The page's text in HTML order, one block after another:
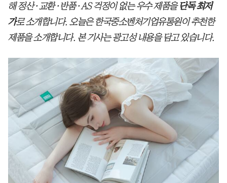
해 정산·교환·반품·AS 걱정이 없는 우수 제품을 단독 최저
가로 소개합니다. 오늘은 한국중소벤처기업유통원이 추천한
제품을 소개합니다. 본 기사는 광고성 내용을 담고 있습니다.